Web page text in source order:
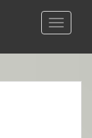
Toggle